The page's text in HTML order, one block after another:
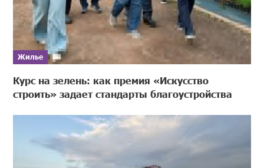
Жилье
Курс на зелень: как премия «Искусство
строить» задает стандарты благоустройства